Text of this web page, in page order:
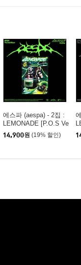
에스파 (aespa) - 2집 :
LEMONADE [P.O.S Ve
r.]
14,900원 (19% 할인)